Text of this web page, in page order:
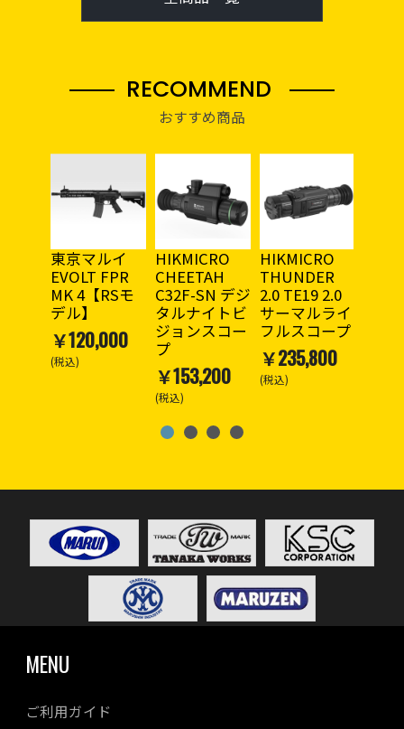
RECOMMEND
おすすめ商品
東京マルイ
EVOLT FPR
MK 4【RSモ
デル】
￥120,000
(税込)
HIKMICRO
CHEETAH
C32F-SN デジ
タルナイトビ
ジョンスコー
プ
￥153,200
(税込)
HIKMICRO
THUNDER
2.0 TE19 2.0
サーマルライ
フルスコープ
￥235,800
(税込)
MENU
ご利用ガイド